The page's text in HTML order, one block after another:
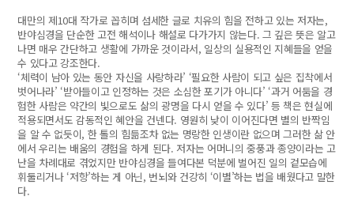
대만의 제10대 작가로 꼽히며 섬세한 글로 치유의 힘을 전하고 있는 저자는,
반야심경을 단순한 고전 해석이나 해설로 다가가지 않는다. 그 깊은 뜻은 알고
나면 매우 간단하고 생활에 가까운 것이라서, 일상의 실용적인 지혜들을 얻을
수 있다고 강조한다.
‘체력이 남아 있는 동안 자신을 사랑하라’ ‘필요한 사람이 되고 싶은 집착에서
벗어나라’ ‘받아들이고 인정하는 것은 소심한 포기가 아니다’ ‘과거 어둠을 경
험한 사람은 약간의 빛으로도 삶의 광명을 다시 얻을 수 있다’ 등 책은 현실에
적용되면서도 감동적인 혜안을 건넨다. 영원히 낮이 이어진다면 별의 반짝임
을 알 수 없듯이, 한 톨의 힘듦조차 없는 명랑한 인생이란 없으며 그러한 삶 안
에서 우리는 배움의 경험을 하게 된다. 저자는 어머니의 중풍과 종양이라는 고
난을 차례대로 겪었지만 반야심경을 들여다본 덕분에 벌어진 일의 겉모습에
휘둘리거나 ‘저항’하는 게 아닌, 번뇌와 건강히 ‘이별’하는 법을 배웠다고 말한
다.